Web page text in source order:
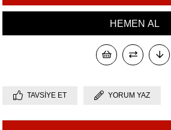
TAVSIYE ET YORUM YAZ